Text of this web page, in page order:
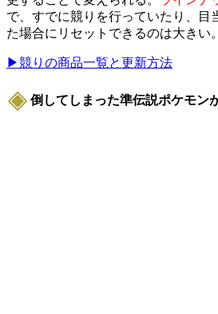
で、すでに競りを行っていたり、目
た場合にリセットできるのは大きい。
▶競りの商品一覧と更新方法
倒してしまった準伝説ポケモン